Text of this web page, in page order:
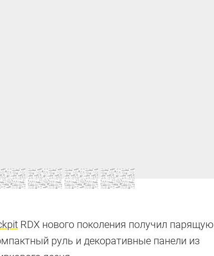
RDX нового поколения получил парящую
руль и декоративные панели из